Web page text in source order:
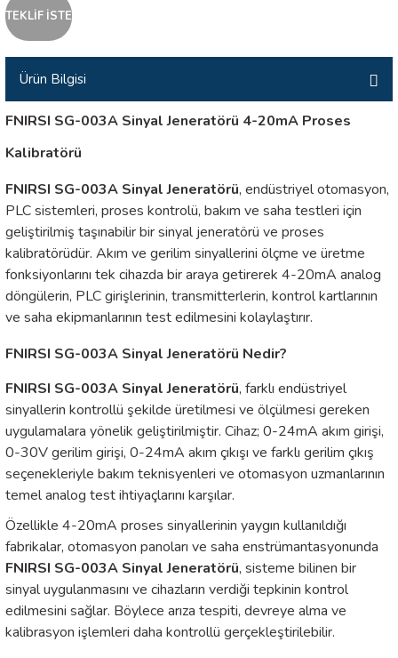
AKIM TEST CİHAZILARI
Kameralar
Cihazları
Cihazları
İSTASYONU
TEKLİF İSTE
Ürün Bilgisi
FNIRSI SG-003A Sinyal Jeneratörü 4-20mA Proses
Kalibratörü
FNIRSI SG-003A Sinyal Jeneratörü, endüstriyel otomasyon,
PLC sistemleri, proses kontrolü, bakım ve saha testleri için
geliştirilmiş taşınabilir bir sinyal jeneratörü ve proses
kalibratörüdür. Akım ve gerilim sinyallerini ölçme ve üretme
fonksiyonlarını tek cihazda bir araya getirerek 4-20mA analog
döngülerin, PLC girişlerinin, transmitterlerin, kontrol kartlarının
ve saha ekipmanlarının test edilmesini kolaylaştırır.
FNIRSI SG-003A Sinyal Jeneratörü Nedir?
FNIRSI SG-003A Sinyal Jeneratörü, farklı endüstriyel
sinyallerin kontrollü şekilde üretilmesi ve ölçülmesi gereken
uygulamalara yönelik geliştirilmiştir. Cihaz; 0-24mA akım girişi,
0-30V gerilim girişi, 0-24mA akım çıkışı ve farklı gerilim çıkış
seçenekleriyle bakım teknisyenleri ve otomasyon uzmanlarının
temel analog test ihtiyaçlarını karşılar.
Özellikle 4-20mA proses sinyallerinin yaygın kullanıldığı
fabrikalar, otomasyon panoları ve saha enstrümantasyonunda
FNIRSI SG-003A Sinyal Jeneratörü, sisteme bilinen bir
sinyal uygulanmasını ve cihazların verdiği tepkinin kontrol
edilmesini sağlar. Böylece arıza tespiti, devreye alma ve
kalibrasyon işlemleri daha kontrollü gerçekleştirilebilir.